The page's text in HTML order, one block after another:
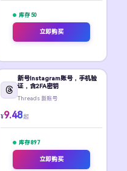
库存 50
立即购买
新号Instagram账号，手机验
证，含2FA密钥
Threads 新账号
¥9.48 起
库存 897
立即购买